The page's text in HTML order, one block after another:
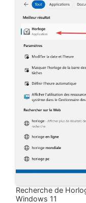
Recherche de
Windows 11